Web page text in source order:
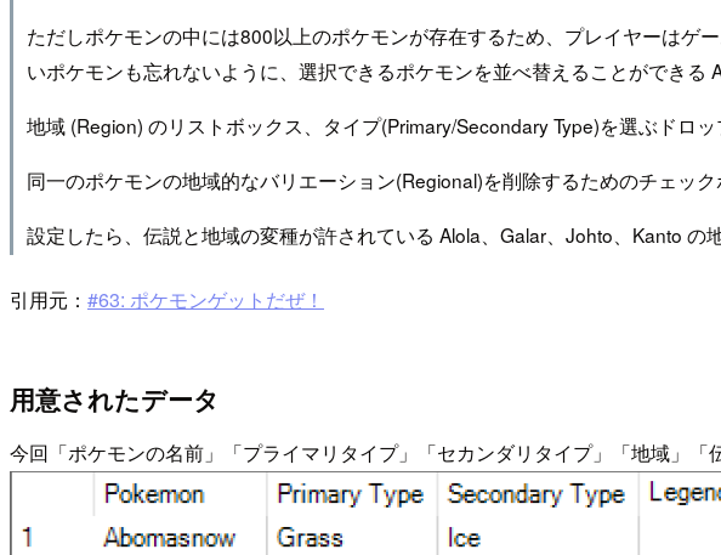
ただしポケモンの中には800以上のポケモンが存在するため、プレイヤーは
いポケモンも忘れないように、選択できるポケモンを並べ替えることができる
地域 (Region) のリストボックス、タイプ(Primary/Secondary Type)を選ぶドロ
同一のポケモンの地域的なバリエーション(Regional)を削除するためのチェッ
設定したら、伝説と地域の変種が許されている Alola、Galar、Johto、Kanto
引用元： #63: ポケモンゲットだぜ！
用意されたデータ
今回「ポケモンの名前」「プライマリタイプ」「セカンダリタイプ」「地域」